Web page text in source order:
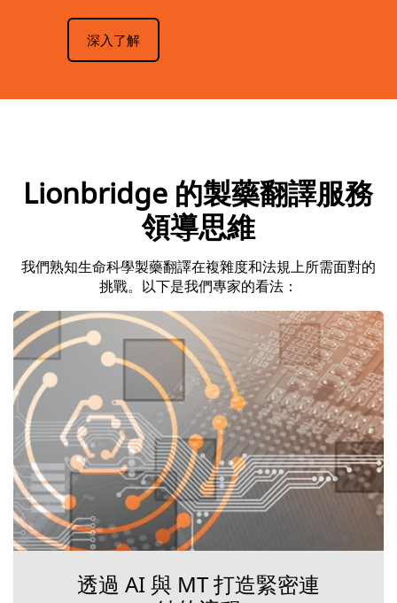
深入了解
Lionbridge 的製藥翻譯服務
領導思維
我們熟知生命科學製藥翻譯在複雜度和法規上所需面對的
挑戰。以下是我們專家的看法：
透過 AI 與 MT 打造緊密連